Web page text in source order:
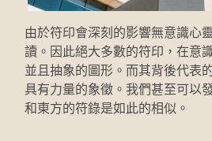
由於符印會深刻的影響無意識心
讀。因此絕大多數的符印，在意
並且抽象的圖形。而其背後代表
具有力量的象徵。我們甚至可以
和東方的符錄是如此的相似。